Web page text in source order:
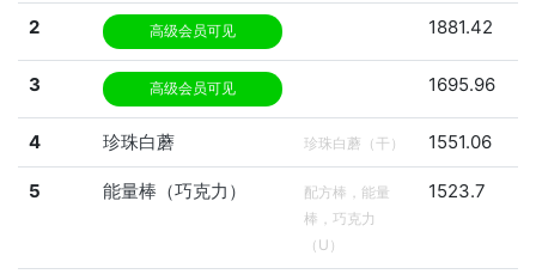
2 高级会员可见 1881.42
3 高级会员可见 1695.96
4 珍珠白蘑 珍珠白蘑（干） 1551.06
5 能量棒（巧克力）
配方棒，能量
棒，巧克力
（U）
1523.7